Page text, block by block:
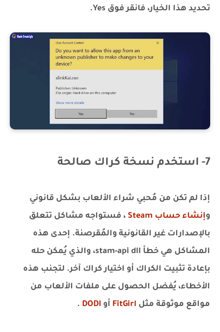
تحديد هذا الخيار، فانقر فوق Yes.
7- استخدم نسخة كراك صالحة
إذا لم تكن من مُحبي شراء الألعاب بشكل قانوني
وإنشاء حساب Steam
، فستواجه مشاكل تتعلق
بالإصدارات غير القانونية والمُقرصنة. إحدى هذه
المشاكل هي خطأ stam-api dll، والذي يُمكن حله
بإعادة تثبيت الكراك أو اختيار كراك آخر. لتجنب هذه
الأخطاء، يُفضل الحصول على ملفات الألعاب من
مواقع موثوقة مثل FitGirl أو DODI
.